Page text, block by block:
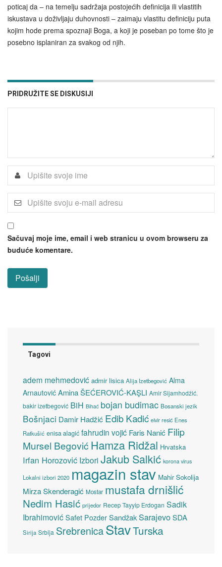
poticaj da – na temelju sadržaja postojećih definicija ili vlastitih
iskustava u doživljaju duhovnosti – zaimaju vlastitu definiciju puta
kojim hode prema spoznaji Boga, a koji je poseban po tome što je
posebno isplaniran za svakog od njih.
PRIDRUŽITE SE DISKUSIJI
Sačuvaj moje ime, email i web stranicu u ovom browseru za
buduće komentare.
Tagovi
adem mehmedović admir lisica Alija Izetbegović Alma
Arnautović Amina ŠEĆEROVIĆ-KAŞLI Amir Sijamhodžić.
bakir izetbegović BiH Bihać bojan budimac Bosanski jezik
Bošnjaci Damir Hadžić Edib Kadić elvir resić Enes
Ratkušić enisa alagić fahrudin vojić Faris Nanić Filip
Mursel Begović Hamza Ridžal Hrvatska
Irfan Horozović Izbori Jakub Salkić korona virus
Lokalni izbori 2020 magazin stav Mahir Sokolija
Mirza Skenderagić Mostar mustafa drnišlić
Nedim Hasić prijedor Recep Tayyip Erdogan Sadik
Ibrahimović Safet Pozder SandžakSarajevoSDA
Sirija Srbija SrebrenicaStavTurska